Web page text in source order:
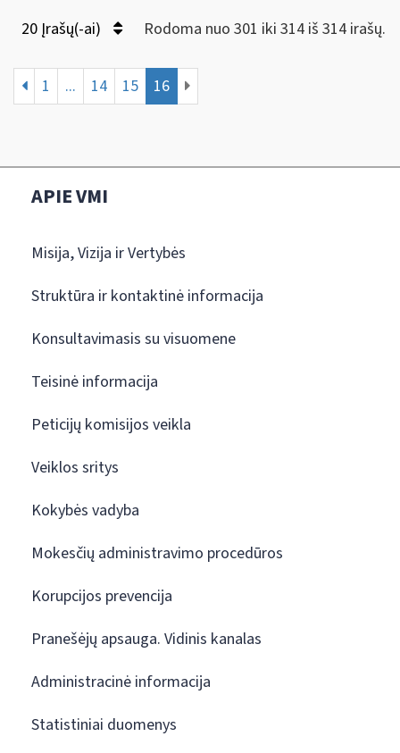
20 Įrašų(-ai) Rodoma nuo 301 iki 314 iš 314 irašų.
1 ... 14 15 16
APIE VMI
Misija, Vizija ir Vertybės
Struktūra ir kontaktinė informacija
Konsultavimasis su visuomene
Teisinė informacija
Peticijų komisijos veikla
Veiklos sritys
Kokybės vadyba
Mokesčių administravimo procedūros
Korupcijos prevencija
Pranešėjų apsauga. Vidinis kanalas
Administracinė informacija
Statistiniai duomenys